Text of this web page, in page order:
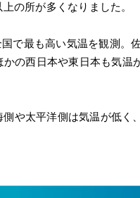
の所が多くなりました。
で最も高い気温を観測。
の西日本や東日本も気温
や太平洋側は気温が低く